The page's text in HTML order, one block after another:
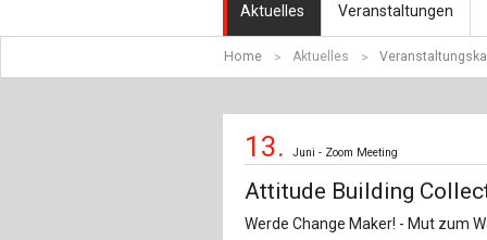
Aktuelles
Nachrichten
Aktuell erschienen
Erscheint in Kürze
Veranstaltungen
Münchener
Fachkonferenz
Symposium
Home Aktuelles
13.Juni - Zoom Meeting
Attitude Building
Werde Change Maker! - Mut zum